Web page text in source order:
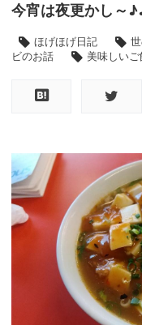
今宵は夜更かし～
ほげほげ日記
ビのお話
美味しいご